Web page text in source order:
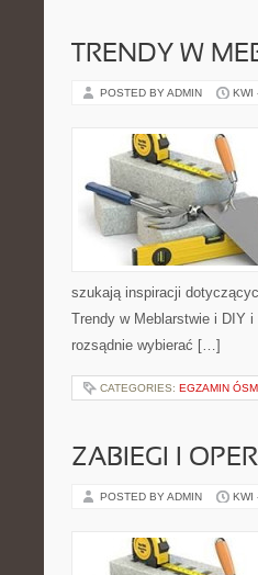
TRENDY W
POSTED BY ADMIN KWI
szukają inspiracji
Trendy w Meblarstwie i DIY
rozsądnie wybierać […]
CATEGORIES: EGZAMIN
ZABIEGI I
POSTED BY ADMIN KWI